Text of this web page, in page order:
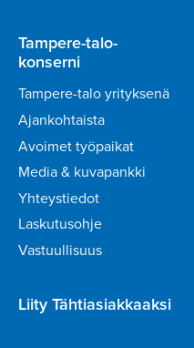
Tampere-talo-
konserni
Tampere-talo yrityksenä
Ajankohtaista
Avoimet työpaikat
Media & kuvapankki
Yhteystiedot
Laskutusohje
Vastuullisuus
Liity Tähtiasiakkaaksi